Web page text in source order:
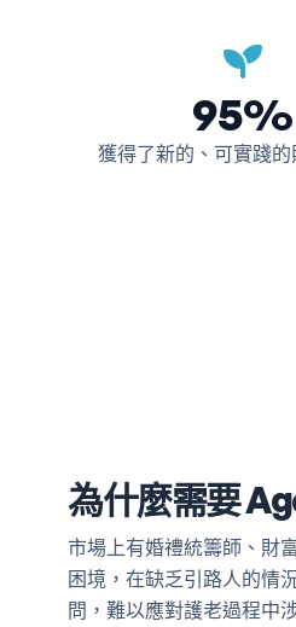
95%
獲得了新的、可實踐的
為什麼需要
市場上有婚禮統籌師、財
困境，在缺乏引路人的情
問，難以應對護老過程中